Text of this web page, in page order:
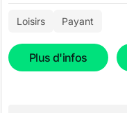
Loisirs Payant
Plus d'infos